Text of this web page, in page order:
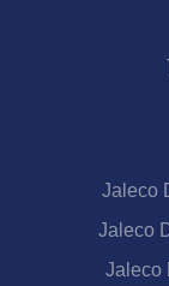
Jaleco
Jaleco
Jaleco